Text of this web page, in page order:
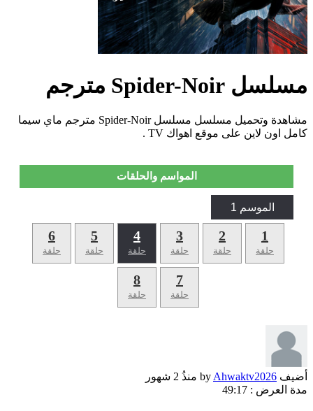
مسلسل Spider-Noir مترجم
مشاهدة وتحميل مسلسل مسلسل Spider-Noir مترجم ماي سيما
كامل اون لاين على موقع اهواك TV .
المواسم والحلقات
الموسم 1
1
حلقة
2
حلقة
3
حلقة
4
حلقة
5
حلقة
6
حلقة
7
حلقة
8
حلقة
أضيف by Ahwaktv2026 منذُ 2 شهور
مدة العرض : 49:17